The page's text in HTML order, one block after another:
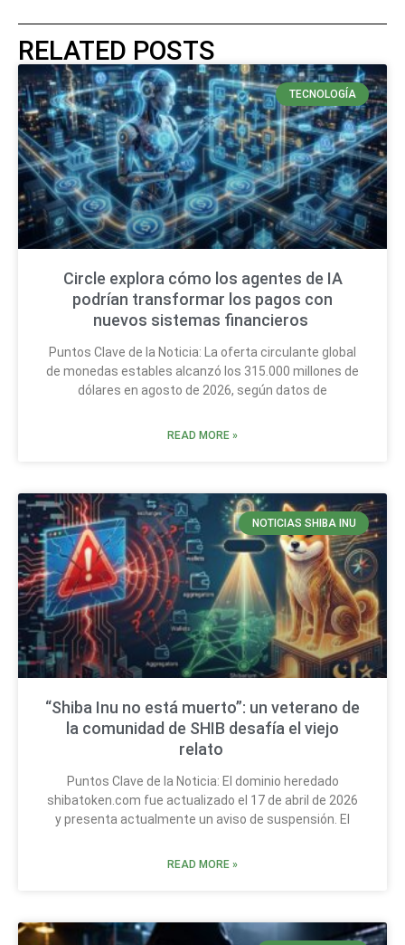
RELATED POSTS
TECNOLOGÍA
Circle explora cómo los agentes de IA
podrían transformar los pagos con
nuevos sistemas financieros
Puntos Clave de la Noticia: La oferta circulante global
de monedas estables alcanzó los 315.000 millones de
dólares en agosto de 2026, según datos de
READ MORE »
NOTICIAS SHIBA INU
“Shiba Inu no está muerto”: un veterano de
la comunidad de SHIB desafía el viejo
relato
Puntos Clave de la Noticia: El dominio heredado
shibatoken.com fue actualizado el 17 de abril de 2026
y presenta actualmente un aviso de suspensión. El
READ MORE »